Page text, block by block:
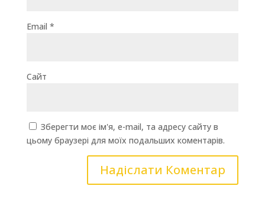
Email *
Сайт
Зберегти моє ім'я, e-mail, та адресу сайту в
цьому браузері для моїх подальших коментарів.